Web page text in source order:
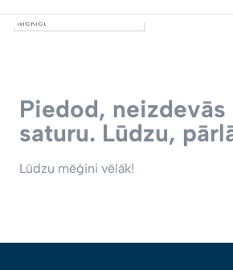
Piedod,
saturu. Lūdzu,
Lūdzu mēģini vēlāk!